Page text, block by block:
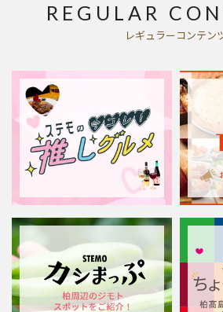
REGULAR
レギュラーコンテン